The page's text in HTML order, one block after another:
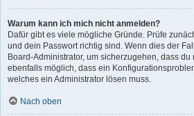
Warum kann ich mich nicht anmelden?
Dafür gibt es viele mögliche Gründe. Prüfe
und dein Passwort richtig sind. Wenn dies der
Board-Administrator, um sicherzugehen, dass
ebenfalls möglich, dass ein
welches ein Administrator lösen muss.
Nach oben